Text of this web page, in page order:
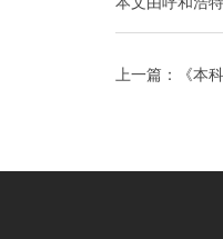
上一篇： 《本